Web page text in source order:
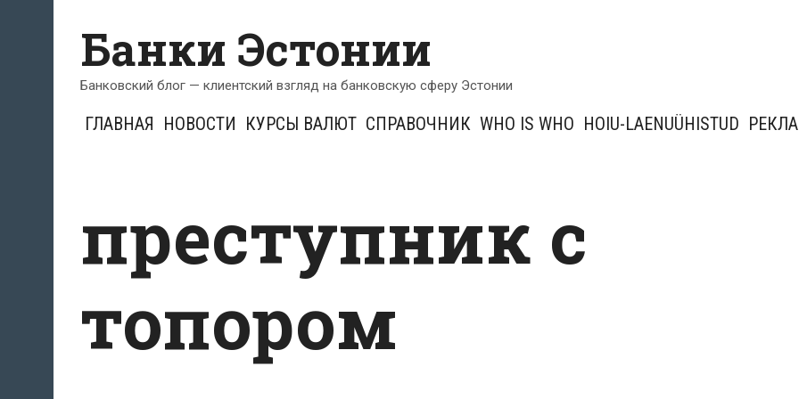
содержимому
Банки Эстонии
Банковский блог — клиентский взгляд на банковскую сферу Эстонии
ГЛАВНАЯ НОВОСТИ КУРСЫ ВАЛЮТ СПРАВОЧНИК WHO IS WHO HOIU-LAENUÜHISTUD
преступник с
топором